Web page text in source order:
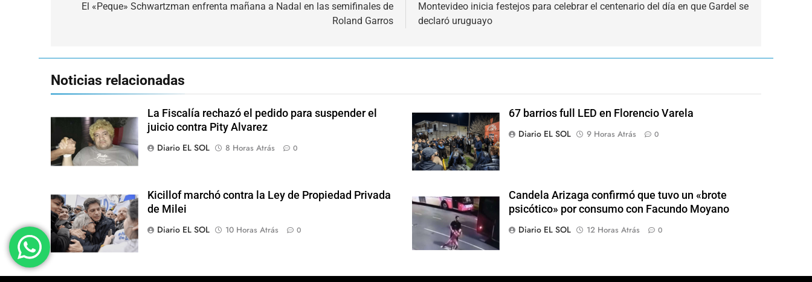
El «Peque» Schwartzman enfrenta mañana a Nadal en las semifinales de
Roland Garros
Montevideo inicia festejos para celebrar el centenario del día en que Gardel se
declaró uruguayo
Noticias relacionadas
La Fiscalía rechazó el pedido para suspender el
juicio contra Pity Alvarez
Diario EL SOL
8 Horas Atrás 0
67 barrios full LED en Florencio Varela
Diario EL SOL
9 Horas Atrás 0
Kicillof marchó contra la Ley de Propiedad Privada
de Milei
Diario EL SOL
10 Horas Atrás 0
Candela Arizaga confirmó que tuvo un «brote
psicótico» por consumo con Facundo Moyano
Diario EL SOL
12 Horas Atrás 0